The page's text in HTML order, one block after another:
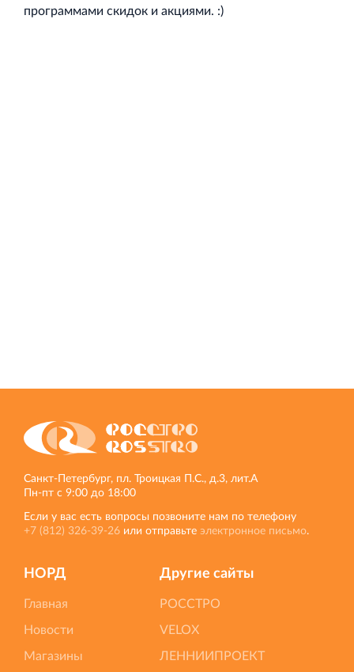
программами скидок и акциями. :)
Санкт‐Петербург, пл. Троицкая П.С., д.3, лит.А
Пн‐пт с 9:00 до 18:00
Если у вас есть вопросы позвоните нам по телефону
+7 (812) 326‐39‐26 или отправьте электронное письмо.
НОРД
Главная
Новости
Магазины
Другие сайты
РОССТРО
VELOX
ЛЕННИИПРОЕКТ